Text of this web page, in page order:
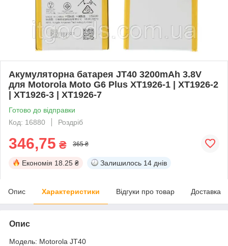
Акумуляторна батарея JT40 3200mAh 3.8V
для Motorola Moto G6 Plus XT1926-1 | XT1926-2
| XT1926-3 | XT1926-7
Готово до відправки
Код: 16880
Роздріб
346,75 ₴ 365 ₴
Економія 18.25 ₴ Залишилось 14 днів
Опис Характеристики Відгуки про товар Доставка
Опис
Модель: Motorola JT40